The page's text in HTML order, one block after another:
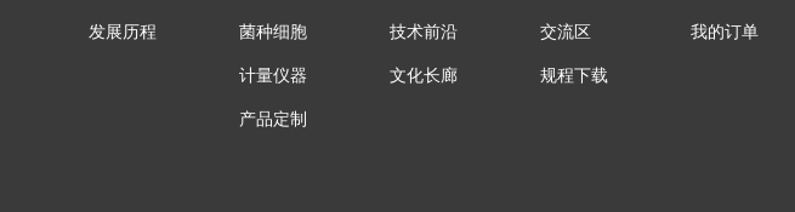
发展历程 菌种细胞
计量仪器
产品定制
技术前沿
文化长廊
交流区
规程下载
我的订单